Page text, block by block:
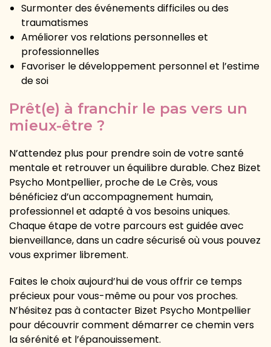
Surmonter des événements difficiles ou des
traumatismes
Améliorer vos relations personnelles et
professionnelles
Favoriser le développement personnel et l’estime
de soi
Prêt(e) à franchir le pas vers un
mieux-être ?
N’attendez plus pour prendre soin de votre santé
mentale et retrouver un équilibre durable. Chez Bizet
Psycho Montpellier, proche de Le Crès, vous
bénéficiez d’un accompagnement humain,
professionnel et adapté à vos besoins uniques.
Chaque étape de votre parcours est guidée avec
bienveillance, dans un cadre sécurisé où vous pouvez
vous exprimer librement.
Faites le choix aujourd’hui de vous offrir ce temps
précieux pour vous-même ou pour vos proches.
N’hésitez pas à contacter Bizet Psycho Montpellier
pour découvrir comment démarrer ce chemin vers
la sérénité et l’épanouissement.